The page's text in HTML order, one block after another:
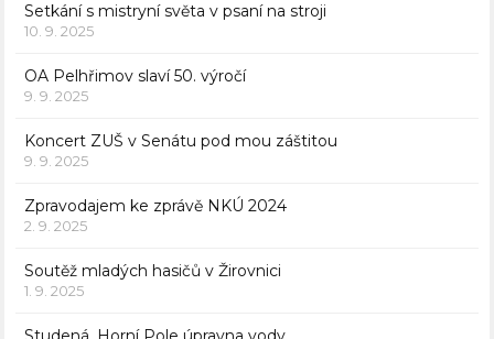
Setkání s mistryní světa v psaní na stroji
10. 9. 2025
OA Pelhřimov slaví 50. výročí
9. 9. 2025
Koncert ZUŠ v Senátu pod mou záštitou
9. 9. 2025
Zpravodajem ke zprávě NKÚ 2024
2. 9. 2025
Soutěž mladých hasičů v Žirovnici
1. 9. 2025